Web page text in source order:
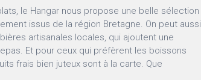
le Hangar nous propose une belle sélection
issus de la région Bretagne. On peut aussi
artisanales locales, qui ajoutent une
Et pour ceux qui préfèrent les boissons
frais bien juteux sont à la carte. Que